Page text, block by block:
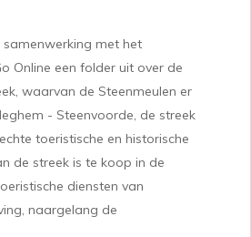
samenwerking met het
Online een folder uit over de
waarvan de Steenmeulen er
- Steenvoorde, de streek
toeristische en historische
de streek is te koop in de
diensten van
naargelang de